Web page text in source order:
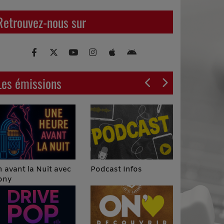
nous sur
émissions
avant la Nuit avec
Podcast Infos